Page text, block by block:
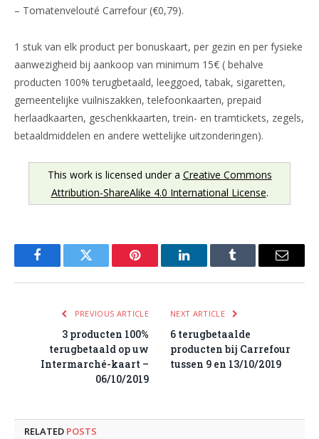
– Tomatenvelouté Carrefour (€0,79).
1 stuk van elk product per bonuskaart, per gezin en per fysieke
aanwezigheid bij aankoop van minimum 15€ ( behalve
producten 100% terugbetaald, leeggoed, tabak, sigaretten,
gemeentelijke vuilniszakken, telefoonkaarten, prepaid
herlaadkaarten, geschenkkaarten, trein- en tramtickets, zegels,
betaaldmiddelen en andere wettelijke uitzonderingen).
This work is licensed under a Creative Commons
Attribution-ShareAlike 4.0 International License.
FacebookTwitter Pinterest LinkedInTumblr Email
PREVIOUS ARTICLE
3 producten 100%
terugbetaald op uw
Intermarché-kaart –
06/10/2019
NEXT ARTICLE
6 terugbetaalde
producten bij Carrefour
tussen 9 en 13/10/2019
RELATED POSTS